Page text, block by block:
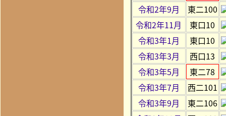
令和2年9月
東二100
令和2年11月
東口10
令和3年1月
東口10
令和3年3月
西口13
令和3年5月
東二78
令和3年7月
西二101
令和3年9月
東二106